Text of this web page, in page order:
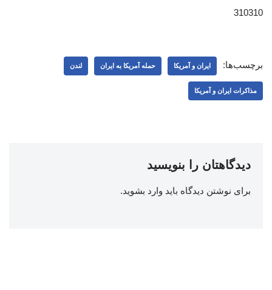
310310
برچسب‌ها: ایران و آمریکا حمله آمریکا به ایران لندن
مذاکرات ایران و آمریکا
دیدگاهتان را بنویسید
برای نوشتن دیدگاه باید وارد بشوید.